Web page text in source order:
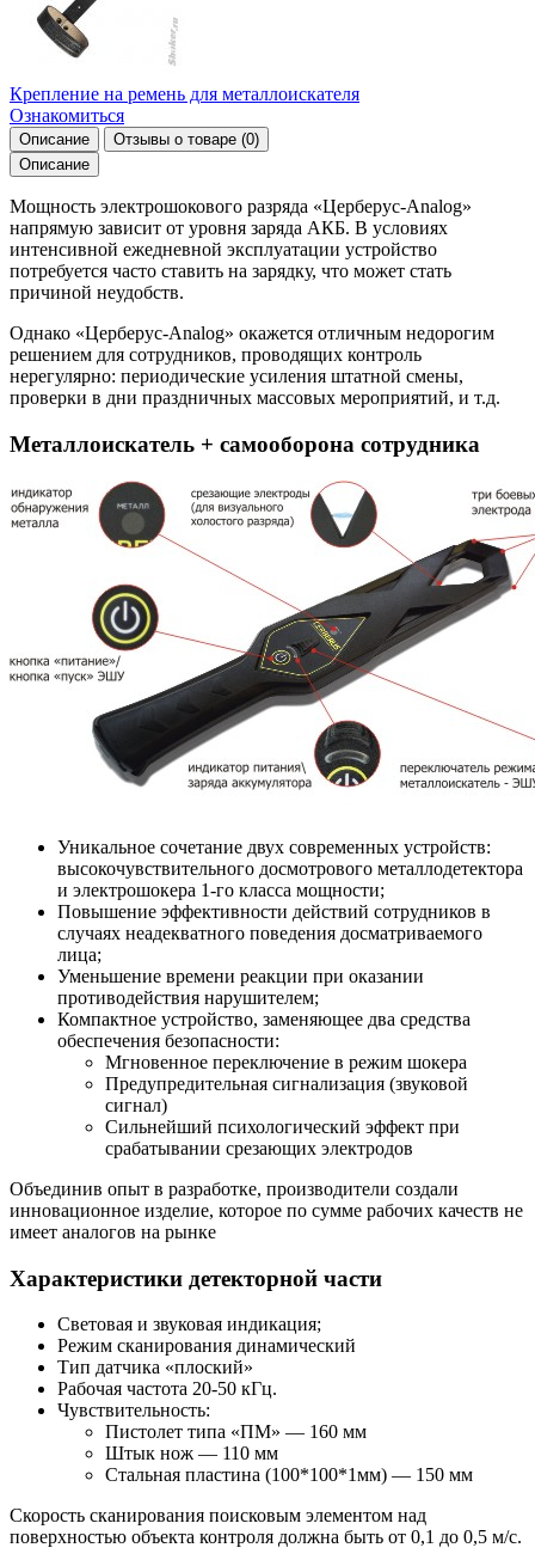
Крепление на ремень для металлоискателя
Ознакомиться
Описание Отзывы о товаре (0)
Описание
Мощность электрошокового разряда «Церберус-Analog»
напрямую зависит от уровня заряда АКБ. В условиях
интенсивной ежедневной эксплуатации устройство
потребуется часто ставить на зарядку, что может стать
причиной неудобств.
Однако «Церберус-Analog» окажется отличным недорогим
решением для сотрудников, проводящих контроль
нерегулярно: периодические усиления штатной смены,
проверки в дни праздничных массовых мероприятий, и т.д.
Металлоискатель + самооборона сотрудника
Уникальное сочетание двух современных устройств:
высокочувствительного досмотрового металлодетектора
и электрошокера 1-го класса мощности;
Повышение эффективности действий сотрудников в
случаях неадекватного поведения досматриваемого
лица;
Уменьшение времени реакции при оказании
противодействия нарушителем;
Компактное устройство, заменяющее два средства
обеспечения безопасности:
Мгновенное переключение в режим шокера
Предупредительная сигнализация (звуковой
сигнал)
Сильнейший психологический эффект при
срабатывании срезающих электродов
Объединив опыт в разработке, производители создали
инновационное изделие, которое по сумме рабочих качеств не
имеет аналогов на рынке
Характеристики детекторной части
Световая и звуковая индикация;
Режим сканирования динамический
Тип датчика «плоский»
Рабочая частота 20-50 кГц.
Чувствительность:
Пистолет типа «ПМ» — 160 мм
Штык нож — 110 мм
Стальная пластина (100*100*1мм) — 150 мм
Скорость сканирования поисковым элементом над
поверхностью объекта контроля должна быть от 0,1 до 0,5 м/c.